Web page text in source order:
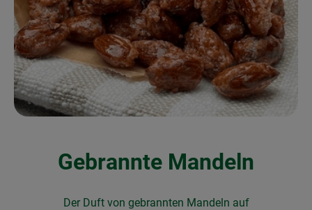
Obst & Gemüse
Frisches
Naturkost
Getränke
Gebrannte Mandeln
Der Duft von gebrannten Mandeln auf